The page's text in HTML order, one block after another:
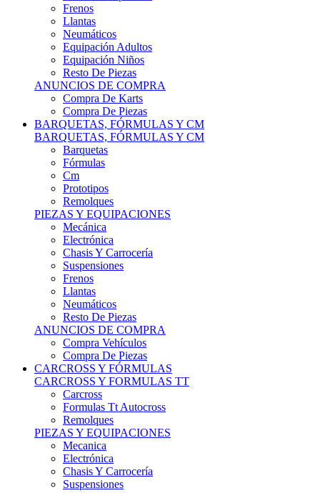
Llantas
Neumáticos
Equipación Adultos
Equipación Niños
Resto De Piezas
ANUNCIOS DE COMPRA
Compra De Karts
Compra De Piezas
BARQUETAS, FÓRMULAS Y CM
BARQUETAS, FÓRMULAS Y CM
Barquetas
Fórmulas
Cm
Prototipos
Remolques
PIEZAS Y EQUIPACIONES
Mecánica
Electrónica
Chasis Y Carrocería
Suspensiones
Frenos
Llantas
Neumáticos
Resto De Piezas
ANUNCIOS DE COMPRA
Compra Vehículos
Compra De Piezas
CARCROSS Y FÓRMULAS
CARCROSS Y FORMULAS TT
Carcross
Formulas Tt Autocross
Remolques
PIEZAS Y EQUIPACIONES
Mecanica
Electrónica
Chasis Y Carrocería
Suspensiones
Frenos